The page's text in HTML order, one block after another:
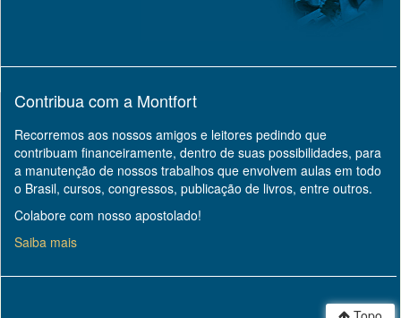
Contribua com a Montfort
Recorremos aos nossos amigos e leitores pedindo que
contribuam financeiramente, dentro de suas possibilidades, para
a manutenção de nossos trabalhos que envolvem aulas em todo
o Brasil, cursos, congressos, publicação de livros, entre outros.
Colabore com nosso apostolado!
Saiba mais